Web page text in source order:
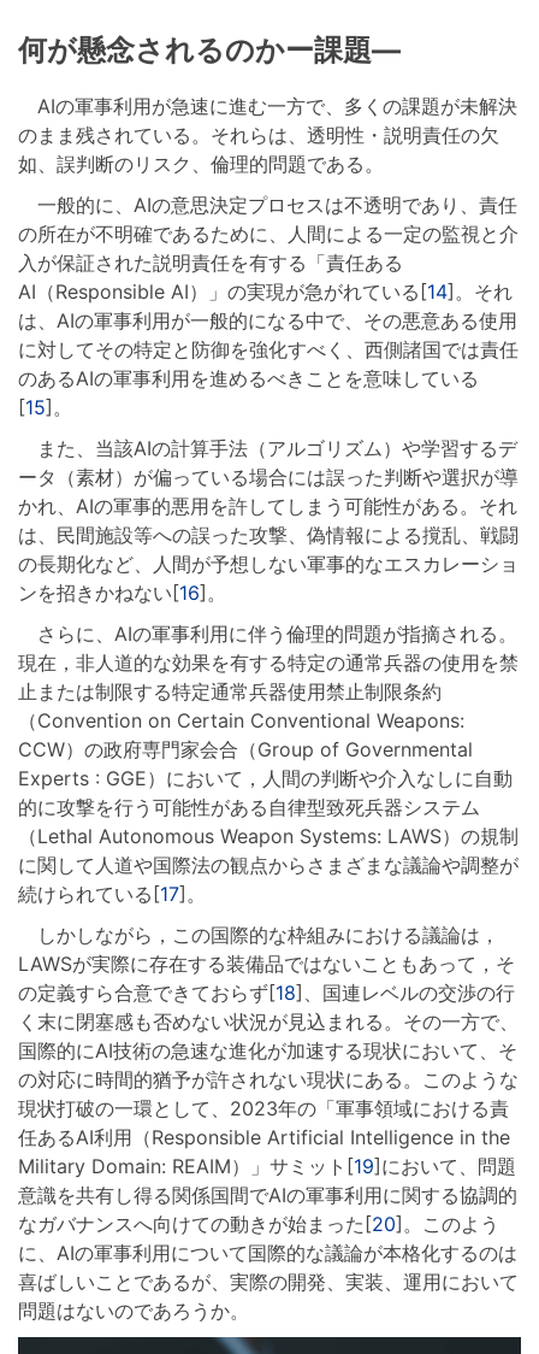
何が懸念されるのかー課題―
AIの軍事利用が急速に進む一方で、多くの課題が未解決
のまま残されている。それらは、透明性・説明責任の欠
如、誤判断のリスク、倫理的問題である。
一般的に、AIの意思決定プロセスは不透明であり、責任
の所在が不明確であるために、人間による一定の監視と介
入が保証された説明責任を有する「責任ある
AI（Responsible AI）」の実現が急がれている[14]。それ
は、AIの軍事利用が一般的になる中で、その悪意ある使用
に対してその特定と防御を強化すべく、西側諸国では責任
のあるAIの軍事利用を進めるべきことを意味している
[15]。
また、当該AIの計算手法（アルゴリズム）や学習するデ
ータ（素材）が偏っている場合には誤った判断や選択が導
かれ、AIの軍事的悪用を許してしまう可能性がある。それ
は、民間施設等への誤った攻撃、偽情報による撹乱、戦闘
の長期化など、人間が予想しない軍事的なエスカレーショ
ンを招きかねない[16]。
さらに、AIの軍事利用に伴う倫理的問題が指摘される。
現在，非人道的な効果を有する特定の通常兵器の使用を禁
止または制限する特定通常兵器使用禁止制限条約
（Convention on Certain Conventional Weapons:
CCW）の政府専門家会合（Group of Governmental
Experts : GGE）において，人間の判断や介入なしに自動
的に攻撃を行う可能性がある自律型致死兵器システム
（Lethal Autonomous Weapon Systems: LAWS）の規制
に関して人道や国際法の観点からさまざまな議論や調整が
続けられている[17]。
しかしながら，この国際的な枠組みにおける議論は，
LAWSが実際に存在する装備品ではないこともあって，そ
の定義すら合意できておらず[18]、国連レベルの交渉の行
く末に閉塞感も否めない状況が見込まれる。その一方で、
国際的にAI技術の急速な進化が加速する現状において、そ
の対応に時間的猶予が許されない現状にある。このような
現状打破の一環として、2023年の「軍事領域における責
任あるAI利用（Responsible Artificial Intelligence in the
Military Domain: REAIM）」サミット[19]において、問題
意識を共有し得る関係国間でAIの軍事利用に関する協調的
なガバナンスへ向けての動きが始まった[20]。このよう
に、AIの軍事利用について国際的な議論が本格化するのは
喜ばしいことであるが、実際の開発、実装、運用において
問題はないのであろうか。